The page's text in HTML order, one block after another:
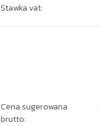
Stawka vat:
Cena sugerowana
brutto: